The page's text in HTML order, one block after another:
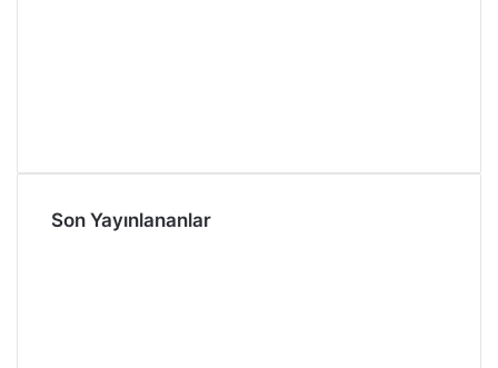
Son Yayınlananlar